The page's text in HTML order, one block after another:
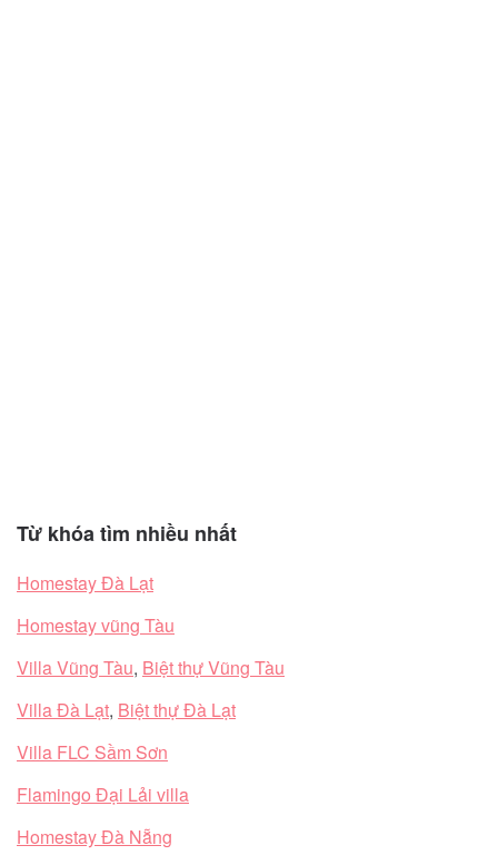
Từ khóa tìm nhiều nhất
Homestay Đà Lạt
Homestay vũng Tàu
Villa Vũng Tàu, Biệt thự Vũng Tàu
Villa Đà Lạt, Biệt thự Đà Lạt
Villa FLC Sầm Sơn
Flamingo Đại Lải villa
Homestay Đà Nẵng